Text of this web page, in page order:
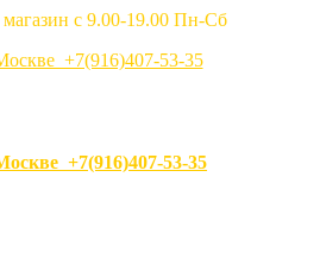
с 9.00-19.00 Пн-Сб
+7(916)407-53-35
+7(916)407-53-35